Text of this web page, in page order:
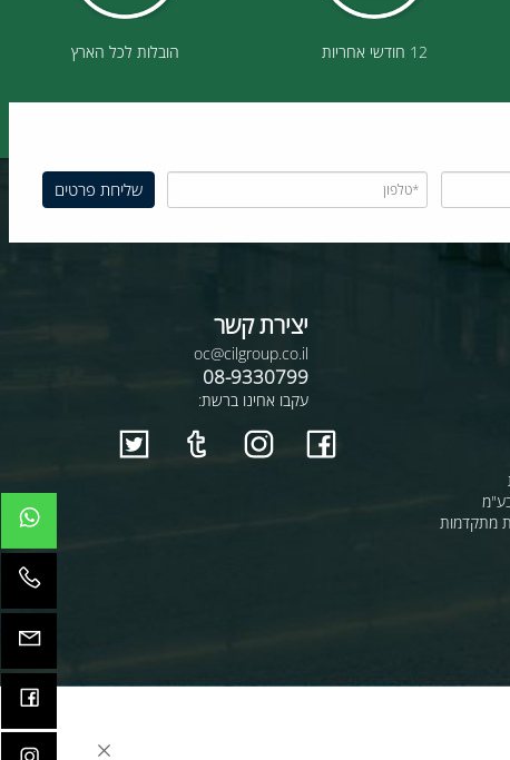
יצירת קשר
oc@cilgroup.co.il
08-9330799